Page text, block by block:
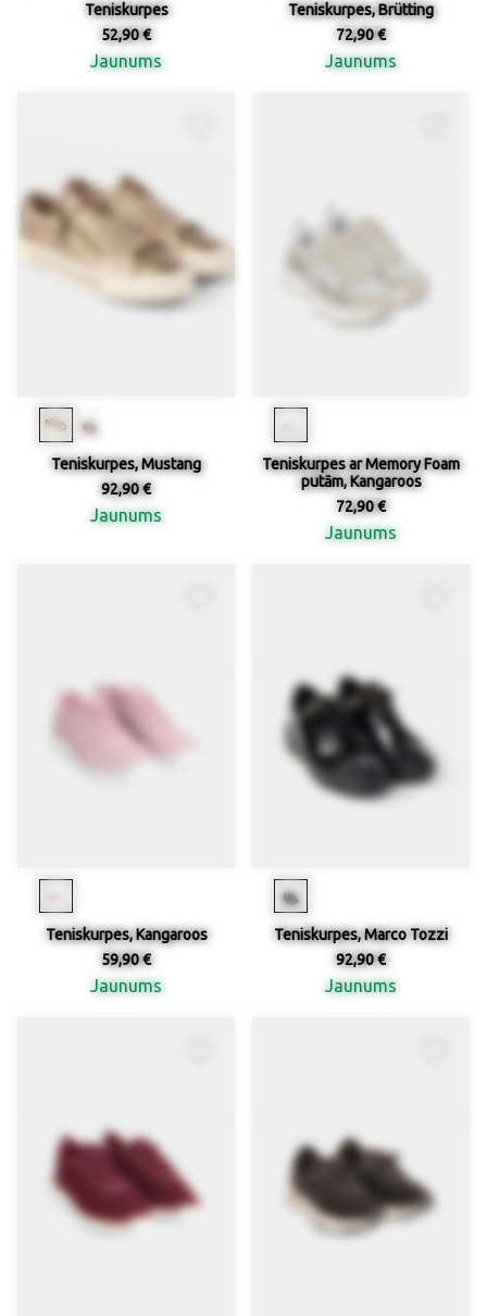
Teniskurpes
52,90 €
Jaunums
Teniskurpes, Brütting
72,90 €
Jaunums
Teniskurpes, Mustang
92,90 €
Jaunums
Teniskurpes ar Memory Foam
putām, Kangaroos
72,90 €
Jaunums
Teniskurpes, Kangaroos
59,90 €
Jaunums
Teniskurpes, Marco Tozzi
92,90 €
Jaunums